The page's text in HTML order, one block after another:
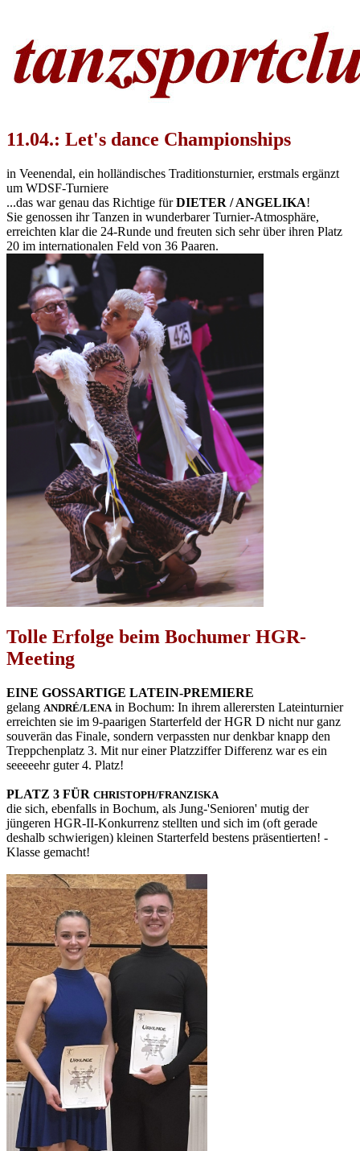
11.04.: Let's dance Championships
in Veenendal, ein holländisches Traditionsturnier, erstmals ergänzt
um WDSF-Turniere
...das war genau das Richtige fürDIETER / ANGELIKA!
Sie genossen ihr Tanzen in wunderbarer Turnier-Atmosphäre,
erreichten klar die 24-Runde und freuten sich sehr über ihren Platz
20 im internationalen Feld von 36 Paaren.
Tolle Erfolge beim Bochumer HGR-
Meeting
EINE GOSSARTIGE LATEIN-PREMIERE
gelang ANDRÉ/LENA in Bochum: In ihrem allerersten Lateinturnier
erreichten sie im 9-paarigen Starterfeld der HGR D nicht nur ganz
souverän das Finale, sondern verpassten nur denkbar knapp den
Treppchenplatz 3. Mit nur einer Platzziffer Differenz war es ein
seeeeehr guter 4. Platz!
PLATZ 3 FÜR CHRISTOPH/FRANZISKA
die sich, ebenfalls in Bochum, als Jung-'Senioren' mutig der
jüngeren HGR-II-Konkurrenz stellten und sich im (oft gerade
deshalb schwierigen) kleinen Starterfeld bestens präsentierten! -
Klasse gemacht!